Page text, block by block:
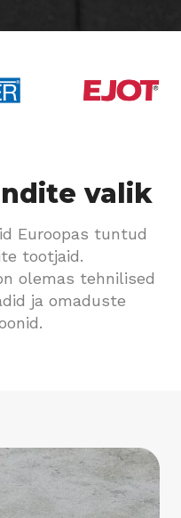
valik
Euroopas tuntud
tootjaid.
olemas tehnilised
ja omaduste